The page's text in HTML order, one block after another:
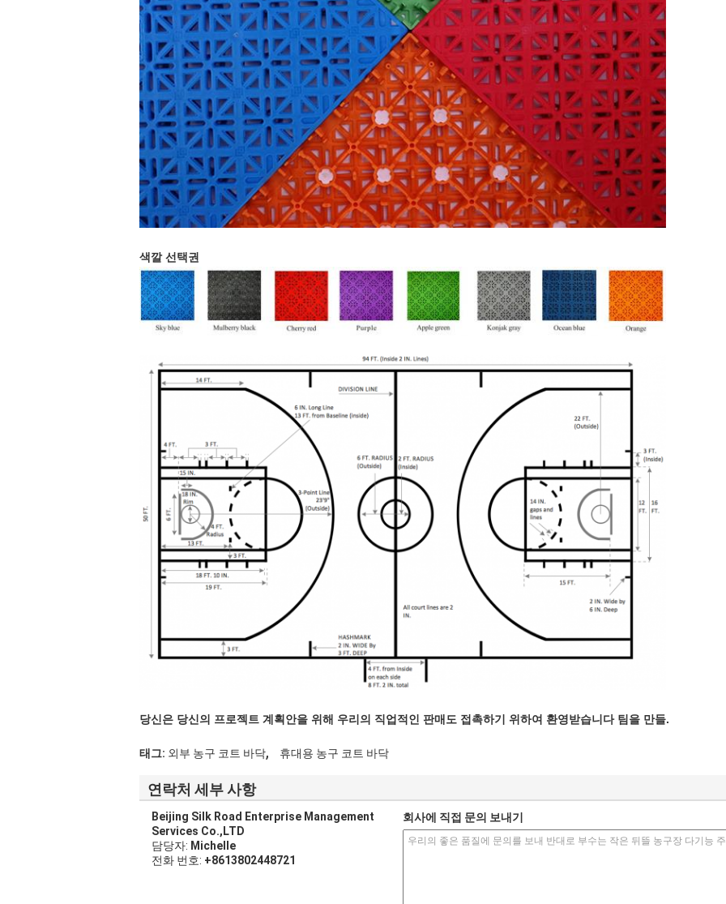
색깔 선택권
당신은 당신의 프로젝트 계획안을 위해 우리의 직업적인 판매도 접촉하기 위하여 환영받습니다 팀을 만들.
태그: 외부 농구 코트 바닥, 휴대용 농구 코트 바닥
연락처 세부 사항
Beijing Silk Road Enterprise Management
Services Co.,LTD
담당자: Michelle
전화 번호: +8613802448721
회사에 직접 문의 보내기